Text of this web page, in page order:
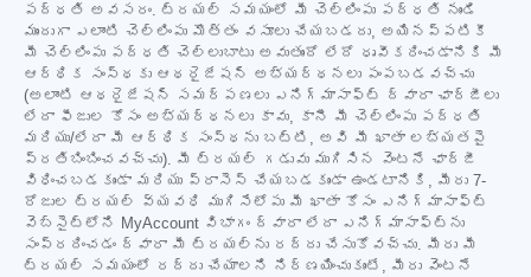
పద్ధతి అవసరం. ట్రయల్ సమయంలో మీ చెల్లింపు పద్ధతి నుండి
ముందుగా ఎలాంటి చెల్లింపు మొత్తం వసూలు చేయబడదు, అయినప్పటికీ
మీ చెల్లింపు పద్ధతి చెల్లుబాటు అవుతుందో లేదో ధృవీకరించడానికి మీ
ఆర్థిక సంస్థకు ఆథరైజేషన్ అభ్యర్థనలు పంపబడవచ్చు
(అలాంటి ఆథరైజేషన్ సమర్పణలు ఎనిగ్మాసాఫ్ట్ ద్వారా ఛార్జీలు
లేదా ఫీజుల కోసం అభ్యర్థనలు కావు, కానీ మీ చెల్లింపు పద్ధతి
మరియు/లేదా మీ ఆర్థిక సంస్థను బట్టి, అవి మీ ఖాతా లభ్యతపై
ప్రతిబింబించవచ్చు). మీ ట్రయల్ గడువు ముగిసిన వెంటనే ఛార్జీ
విధించబడకుండా మరియు ప్రాసెస్ చేయబడకుండా ఉండటానికి, మీరు 7-
రోజుల ట్రయల్ వ్యవధి ముగిసేలోపు మీ ఖాతా కోసం ఎనిగ్మాసాఫ్ట్
వెబ్‌సైట్‌లోని MyAccount విభాగం ద్వారా లేదా ఎనిగ్మాసాఫ్ట్‌ను
సంప్రదించడం ద్వారా మీ ట్రయల్‌ను రద్దు చేసుకోవచ్చు. మీరు మీ
ట్రయల్ సమయంలో రద్దు చేయాలని నిర్ణయించుకుంటే, మీరు వెంటనే